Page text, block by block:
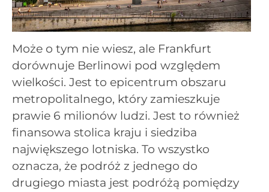
Może o tym nie wiesz, ale Frankfurt
dorównuje Berlinowi pod względem
wielkości. Jest to epicentrum obszaru
metropolitalnego, który zamieszkuje
prawie 6 milionów ludzi. Jest to również
finansowa stolica kraju i siedziba
największego lotniska. To wszystko
oznacza, że podróż z jednego do
drugiego miasta jest podróżą pomiędzy